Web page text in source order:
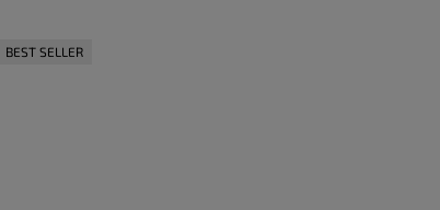
BEST SELLER